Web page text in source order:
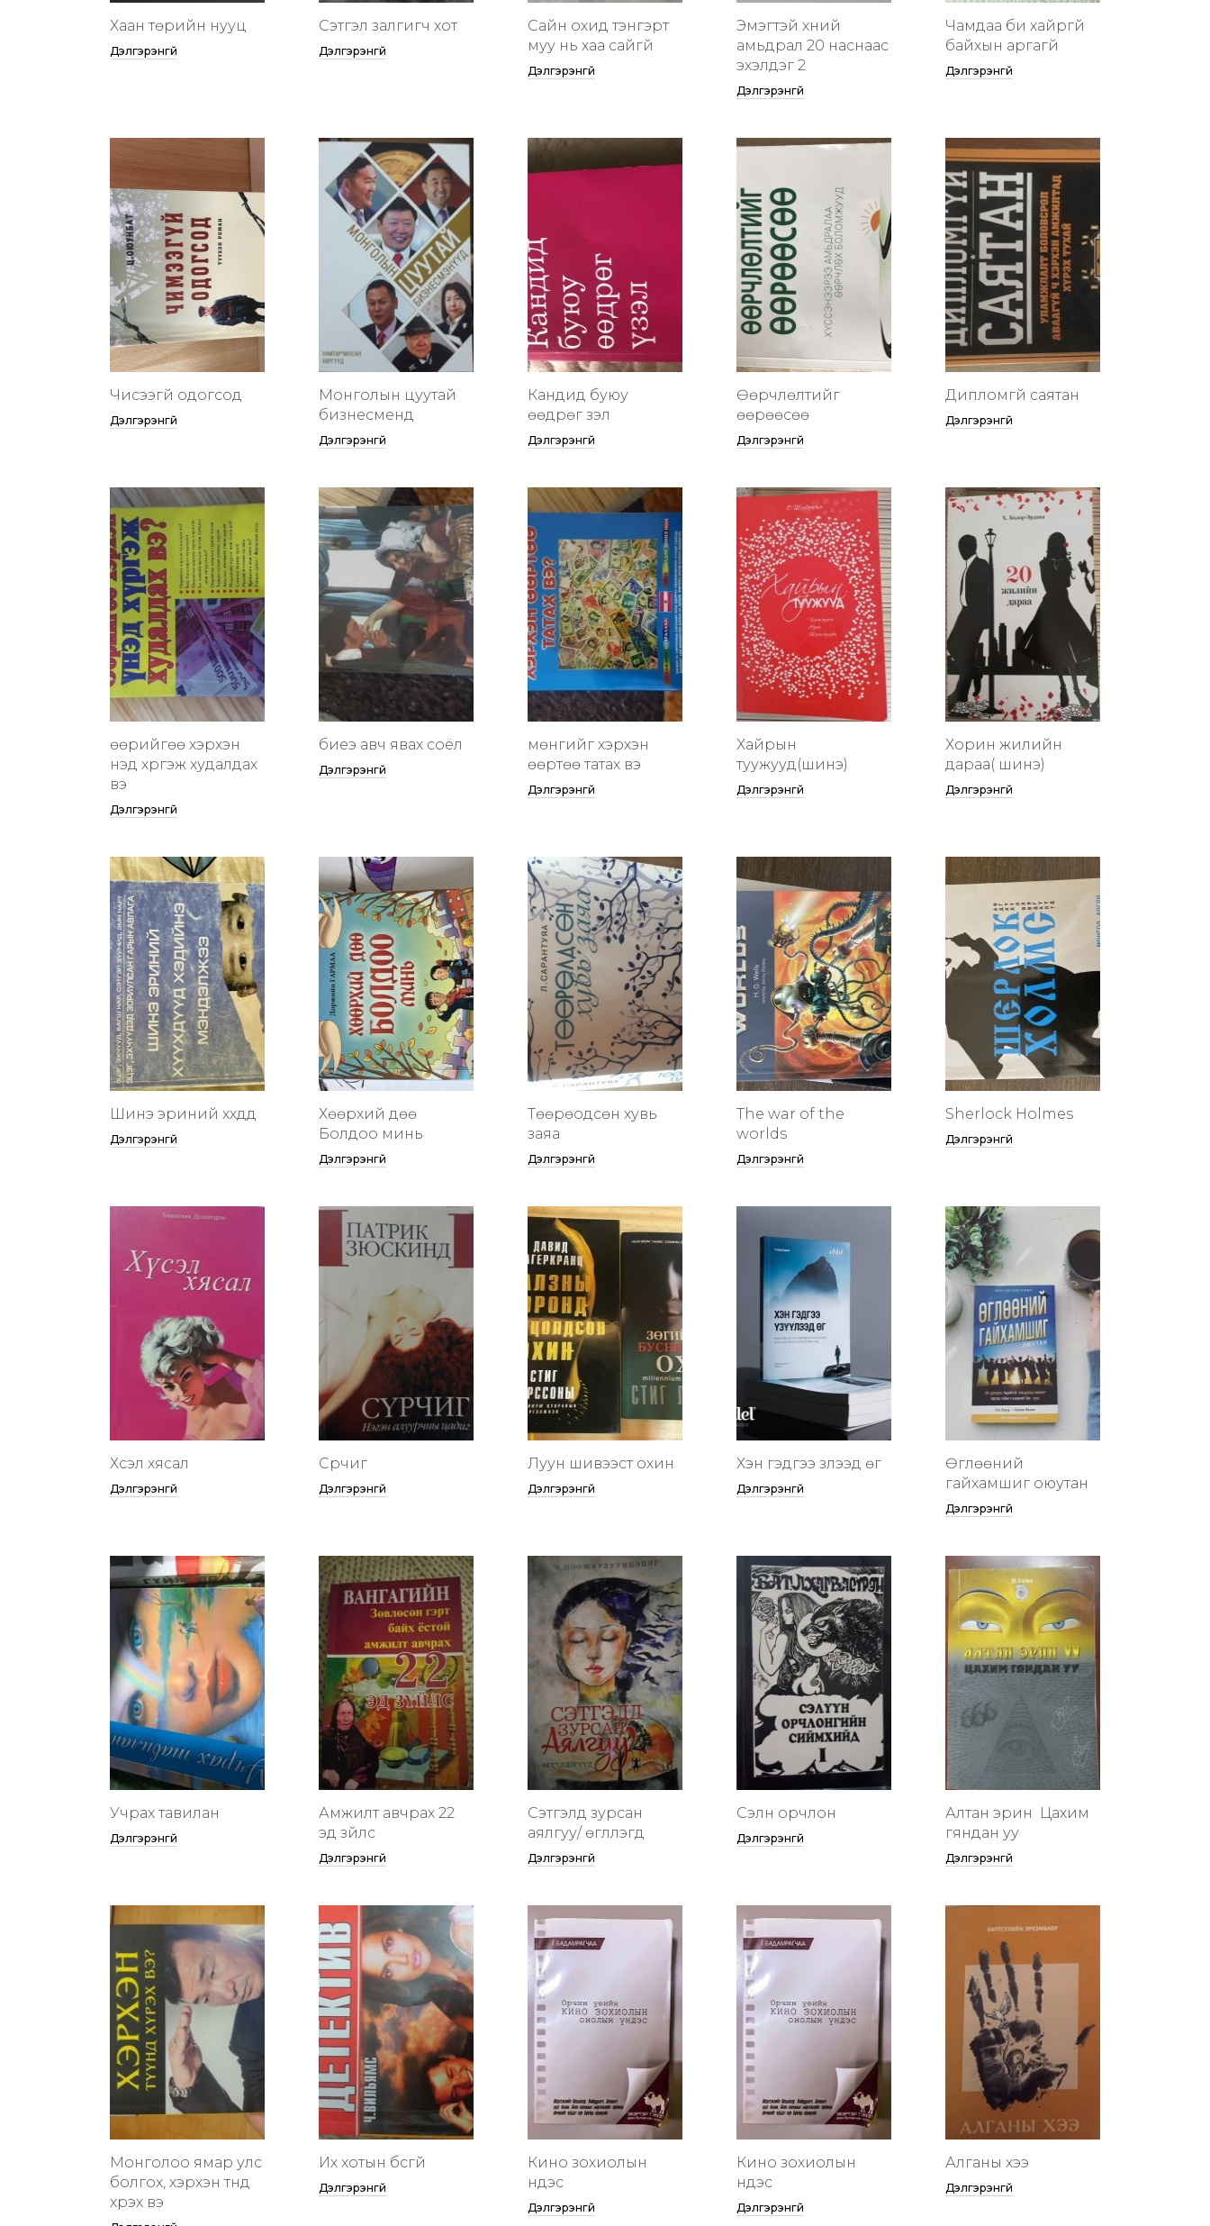
Хаан төрийн нууц
Дэлгэрэнгүй
Сэтгэл залгигч хот
Дэлгэрэнгүй
Сайн охид тэнгэрт
муу нь хаа сайгүй
Дэлгэрэнгүй
Эмэгтэй хүний
амьдрал 20 наснаас
эхэлдэг 2
Дэлгэрэнгүй
Чамдаа би хайргүй
байхын аргагүй
Дэлгэрэнгүй
Чисээгүй одогсод
Дэлгэрэнгүй
Монголын цуутай
бизнесменүүд
Дэлгэрэнгүй
Кандид буюу
өөдрөг үзэл
Дэлгэрэнгүй
Өөрчлөлтийг
өөрөөсөө
Дэлгэрэнгүй
Дипломгүй саятан
Дэлгэрэнгүй
өөрийгөө хэрхэн
үнэд хүргэж худалдах
вэ
Дэлгэрэнгүй
биеэ авч явах соёл
Дэлгэрэнгүй
мөнгийг хэрхэн
өөртөө татах вэ
Дэлгэрэнгүй
Хайрын
туужууд(шинэ)
Дэлгэрэнгүй
Хорин жилийн
дараа( шинэ)
Дэлгэрэнгүй
Шинэ эриний хүүхдүүд
Дэлгэрэнгүй
Хөөрхий дөө
Болдоо минь
Дэлгэрэнгүй
Төөрөодсөн хувь
заяа
Дэлгэрэнгүй
The war of the
worlds
Дэлгэрэнгүй
Sherlock Holmes
Дэлгэрэнгүй
Хүсэл хясал
Дэлгэрэнгүй
Сүрчиг
Дэлгэрэнгүй
Луун шивээст охин
Дэлгэрэнгүй
Хэн гэдгээ үзүүлээд өг
Дэлгэрэнгүй
Өглөөний
гайхамшиг оюутан
Дэлгэрэнгүй
Учрах тавилан
Дэлгэрэнгүй
Амжилт авчрах 22
эд зүйлс
Дэлгэрэнгүй
Сэтгэлд зурсан
аялгуу/ өгүүллэгүүд
Дэлгэрэнгүй
Сэлүүн орчлон
Дэлгэрэнгүй
Алтан эрин үү Цахим
гяндан уу
Дэлгэрэнгүй
Монголоо ямар улс
болгох, хэрхэн түүнд
хүрэх вэ
Их хотын бүсгүй
Дэлгэрэнгүй
Кино зохиолын
үндэс
Дэлгэрэнгүй
Кино зохиолын
үндэс
Дэлгэрэнгүй
Алганы хээ
Дэлгэрэнгүй